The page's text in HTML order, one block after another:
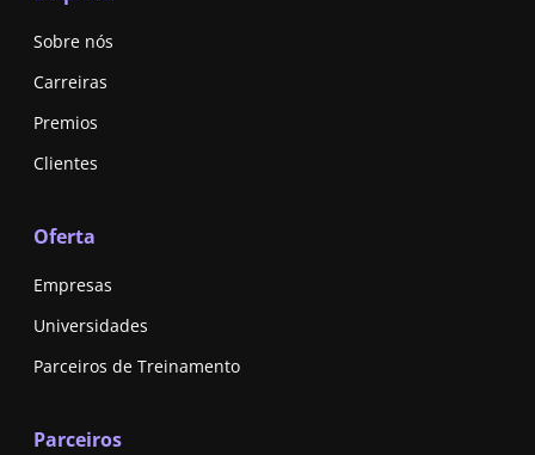
Sobre nós
Carreiras
Premios
Clientes
Oferta
Empresas
Universidades
Parceiros de Treinamento
Parceiros